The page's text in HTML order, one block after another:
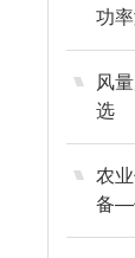
功
技
风
选
农
备—
信